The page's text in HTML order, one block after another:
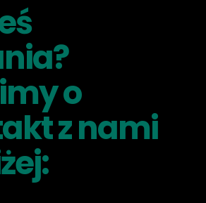
o
z nami